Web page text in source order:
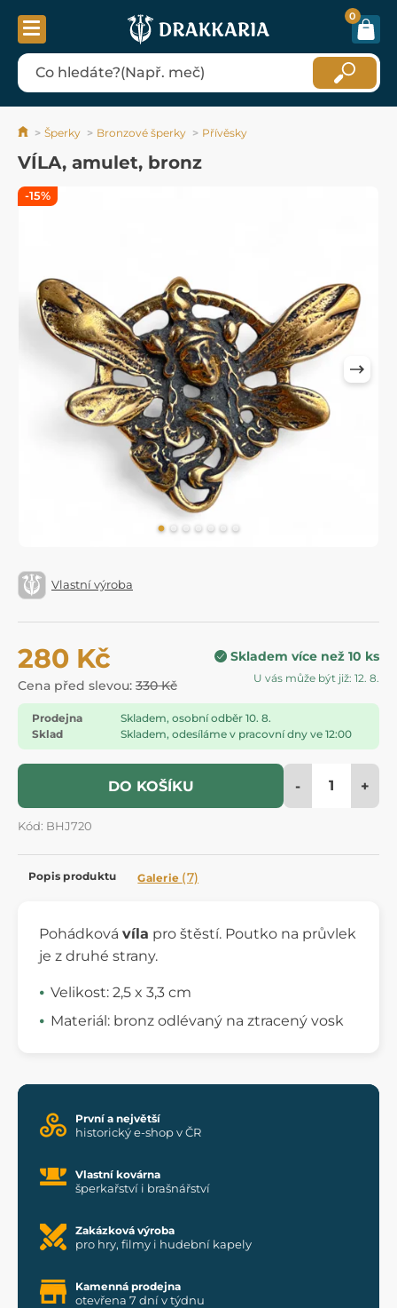
0
Šperky Bronzové šperky Přívěsky
VÍLA, amulet, bronz
Vlastní výroba
280 Kč
Cena před slevou: 330 Kč
Skladem více než 10 ks
U vás může být již: 12. 8.
Prodejna
Skladem, osobní odběr 10. 8.
Sklad
Skladem, odesíláme v pracovní dny ve 12:00
DO KOŠÍKU - +
Kód: BHJ720
-15%
Popis produktu Galerie (7)
Pohádková víla pro štěstí. Poutko na průvlek
je z druhé strany.
Velikost: 2,5 x 3,3 cm
Materiál: bronz odlévaný na ztracený vosk
První a největší
historický e-shop v ČR
Vlastní kovárna
šperkařství i brašnářství
Zakázková výroba
pro hry, filmy i hudební kapely
Kamenná prodejna
otevřena 7 dní v týdnu